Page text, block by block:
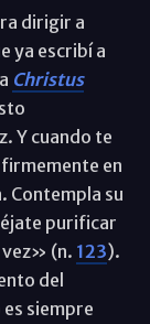
dirigir a
ya escribí a
Christus
Y cuando te
en
Contempla su
purificar
vez» (n. 123).
del
siempre